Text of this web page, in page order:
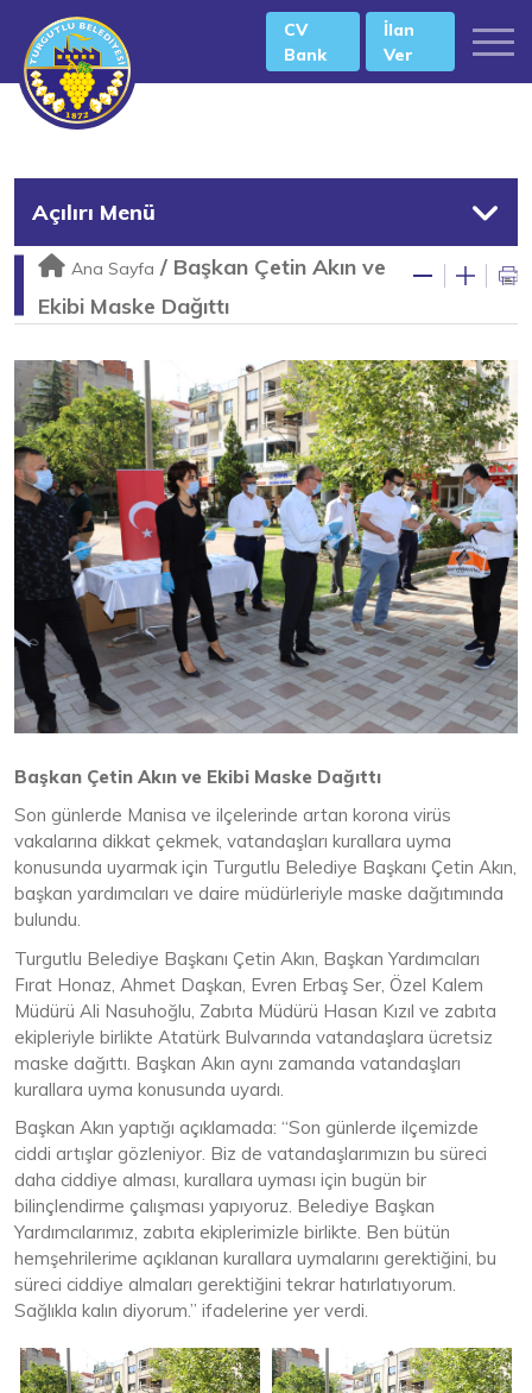
CV
Bank
İlan
Ver
Açılırı Menü
Ana Sayfa / Başkan Çetin Akın ve
Ekibi Maske Dağıttı
Başkan Çetin Akın ve Ekibi Maske Dağıttı
Son günlerde Manisa ve ilçelerinde artan korona virüs
vakalarına dikkat çekmek, vatandaşları kurallara uyma
konusunda uyarmak için Turgutlu Belediye Başkanı Çetin Akın,
başkan yardımcıları ve daire müdürleriyle maske dağıtımında
bulundu.
Turgutlu Belediye Başkanı Çetin Akın, Başkan Yardımcıları
Fırat Honaz, Ahmet Daşkan, Evren Erbaş Ser, Özel Kalem
Müdürü Ali Nasuhoğlu, Zabıta Müdürü Hasan Kızıl ve zabıta
ekipleriyle birlikte Atatürk Bulvarında vatandaşlara ücretsiz
maske dağıttı. Başkan Akın aynı zamanda vatandaşları
kurallara uyma konusunda uyardı.
Başkan Akın yaptığı açıklamada: “Son günlerde ilçemizde
ciddi artışlar gözleniyor. Biz de vatandaşlarımızın bu süreci
daha ciddiye alması, kurallara uyması için bugün bir
bilinçlendirme çalışması yapıyoruz. Belediye Başkan
Yardımcılarımız, zabıta ekiplerimizle birlikte. Ben bütün
hemşehrilerime açıklanan kurallara uymalarını gerektiğini, bu
süreci ciddiye almaları gerektiğini tekrar hatırlatıyorum.
Sağlıkla kalın diyorum.” ifadelerine yer verdi.